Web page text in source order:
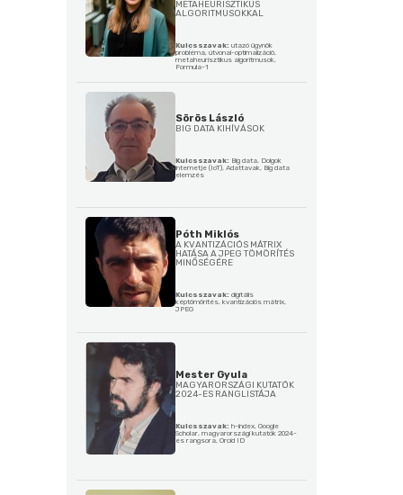
METAHEURISZTIKUS
ALGORITMUSOKKAL
Kulcsszavak: utazó ügynök
probléma, útvonal-optimalizáció,
metaheurisztikus algoritmusok,
Formula-1
Sörös László
BIG DATA KIHÍVÁSOK
Kulcsszavak: Big data, Dolgok
internetje (IoT), Adattavak, Big data
elemzés
Póth Miklós
A KVANTIZÁCIÓS MÁTRIX
HATÁSA A JPEG TÖMÖRÍTÉS
MINŐSÉGÉRE
Kulcsszavak: digitális
képtömörítés, kvantizációs mátrix,
JPEG
Mester Gyula
MAGYARORSZÁGI KUTATÓK
2024-ES RANGLISTÁJA
Kulcsszavak: h-index, Google
Scholar, magyarországi kutatók 2024-
es rangsora, Orcid ID